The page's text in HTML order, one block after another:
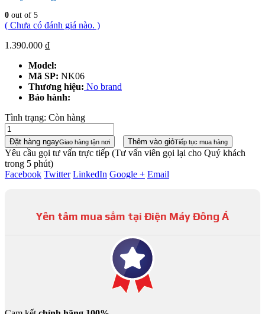
0 out of 5
( Chưa có đánh giá nào. )
1.390.000 ₫
Model:
Mã SP: NK06
Thương hiệu: No brand
Bảo hành:
Tình trạng: Còn hàng
Đặt hàng ngayGiao hàng tận nơi Thêm vào giỏTiếp tục mua hàng
Yêu cầu gọi tư vấn trực tiếp (Tư vấn viên gọi lại cho Quý khách
trong 5 phút)
Facebook Twitter LinkedIn Google + Email
Yên tâm mua sắm tại Điện Máy Đông Á